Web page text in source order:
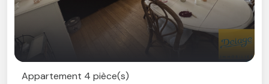
Appartement 4 pièce(s)